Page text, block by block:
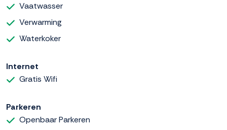
Vaatwasser
Verwarming
Waterkoker
Internet
Gratis Wifi
Parkeren
Openbaar Parkeren